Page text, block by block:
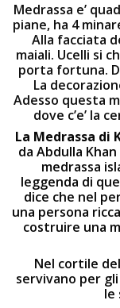
Medrassa e’
piane, ha 4
Alla facciata
maiali. Ucelli si
porta fortuna.
La
Adesso questa
dove c’e’ la
La Medrassa di
da Abdulla
medrassa
leggenda di
dice che nel
una persona
costruire una
Nel cortile
servivano per
le